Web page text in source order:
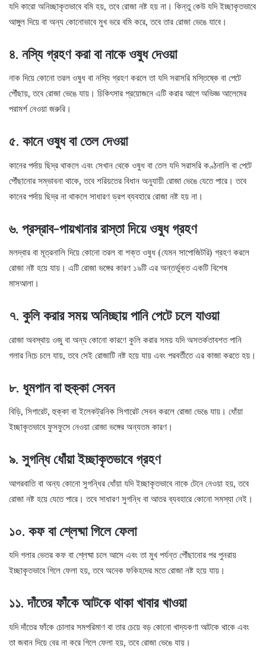
যদি কারো অনিচ্ছাকৃতভাবে বমি হয়, তবে রোজা নষ্ট হয় না। কিন্তু কেউ যদি ইচ্ছাকৃতভাবে
আঙ্গুল দিয়ে বা অন্য কোনোভাবে মুখ ভরে বমি করে, তবে তার রোজা ভেঙে যাবে।
৪. নস্যি গ্রহণ করা বা নাকে ওষুধ দেওয়া
নাক দিয়ে কোনো তরল ওষুধ বা নস্যি গ্রহণ করলে তা যদি সরাসরি মস্তিষ্কে বা পেটে
পৌঁছায়, তবে রোজা ভেঙে যায়। চিকিৎসার প্রয়োজনে এটি করার আগে অভিজ্ঞ আলেমের
পরামর্শ নেওয়া জরুরি।
৫. কানে ওষুধ বা তেল দেওয়া
কানের পর্দায় ছিদ্র থাকলে এবং সেখান থেকে ওষুধ বা তেল যদি সরাসরি কণ্ঠনালি বা পেটে
পৌঁছানোর সম্ভাবনা থাকে, তবে শরিয়তের বিধান অনুযায়ী রোজা ভেঙে যেতে পারে। তবে
কানের পর্দায় ছিদ্র না থাকলে সাধারণ ড্রপ ব্যবহারে রোজা নষ্ট হয় না।
৬. প্রস্রাব-পায়খানার রাস্তা দিয়ে ওষুধ গ্রহণ
মলদ্বার বা মূত্রনালি দিয়ে কোনো তরল বা শক্ত ওষুধ (যেমন সাপোজিটরি) গ্রহণ করলে
রোজা নষ্ট হয়ে যায়। এটি রোজা ভঙ্গের কারণ ১৯টি এর অন্তর্ভুক্ত একটি বিশেষ
মাসআলা।
৭. কুলি করার সময় অনিচ্ছায় পানি পেটে চলে যাওয়া
রোজা অবস্থায় ওজু বা অন্য কোনো কারণে কুলি করার সময় যদি অসতর্কতাবশত পানি
গলার নিচে চলে যায়, তবে সেই রোজাটি নষ্ট হয়ে যায় এবং পরবর্তীতে এর কাজা করতে হয়।
৮. ধূমপান বা হুক্কা সেবন
বিড়ি, সিগারেট, হুক্কা বা ইলেকট্রনিক সিগারেট সেবন করলে রোজা ভেঙে যায়। ধোঁয়া
ইচ্ছাকৃতভাবে ফুসফুসে নেওয়া রোজা ভঙ্গের অন্যতম কারণ।
৯. সুগন্ধি ধোঁয়া ইচ্ছাকৃতভাবে গ্রহণ
আগরবাতি বা অন্য কোনো সুগন্ধির ধোঁয়া যদি ইচ্ছাকৃতভাবে নাকে টেনে নেওয়া হয়, তবে
রোজা নষ্ট হয়ে যেতে পারে। তবে সাধারণ সুগন্ধি বা আতর ব্যবহারে কোনো সমস্যা নেই।
১০. কফ বা শ্লেষ্মা গিলে ফেলা
যদি গলার ভেতর কফ বা শ্লেষ্মা চলে আসে এবং তা মুখ পর্যন্ত পৌঁছানোর পর পুনরায়
ইচ্ছাকৃতভাবে গিলে ফেলা হয়, তবে অনেক ফকিহদের মতে রোজা নষ্ট হয়ে যায়।
১১. দাঁতের ফাঁকে আটকে থাকা খাবার খাওয়া
যদি দাঁতের ফাঁকে চোলার সমপরিমাণ বা তার চেয়ে বড় কোনো খাদ্যকণা আটকে থাকে এবং
তা জবান দিয়ে বের না করে গিলে ফেলা হয়, তবে রোজা ভেঙে যায়।